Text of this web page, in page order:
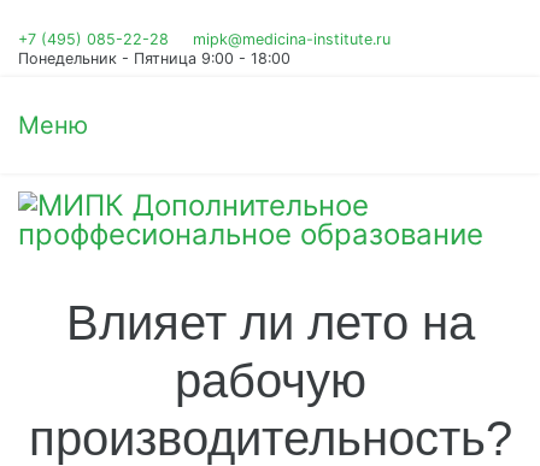
+7 (495) 085-22-28
mipk@medicina-institute.ru
Понедельник - Пятница 9:00 - 18:00
Меню
Влияет ли лето на
рабочую
производительность?